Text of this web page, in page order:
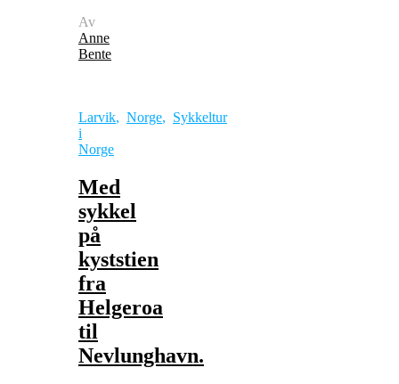
Av
Anne
Bente
Larvik, Norge, Sykkeltur
i
Norge
Med
sykkel
på
kyststien
fra
Helgeroa
til
Nevlunghavn.